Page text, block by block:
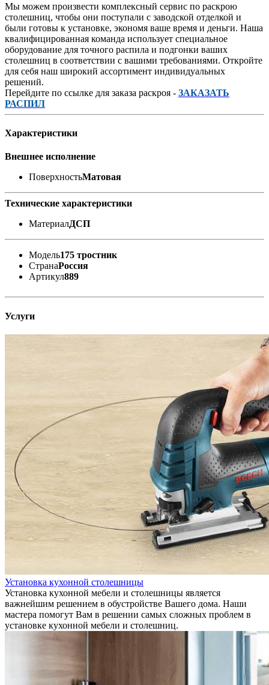
Мы можем произвести комплексный сервис по раскрою
столешниц, чтобы они поступали с заводской отделкой и
были готовы к установке, экономя ваше время и деньги. Наша
квалифицированная команда использует специальное
оборудование для точного распила и подгонки ваших
столешниц в соответствии с вашими требованиями. Откройте
для себя наш широкий ассортимент индивидуальных
решений.
Перейдите по ссылке для заказа раскроя - ЗАКАЗАТЬ
РАСПИЛ
Характеристики
Внешнее исполнение
ПоверхностьМатовая
Технические характеристики
МатериалДСП
Модель175 тростник
СтранаРоссия
Артикул889
Услуги
Установка кухонной столешницы
Установка кухонной мебели и столешницы является
важнейшим решением в обустройстве Вашего дома. Наши
мастера помогут Вам в решении самых сложных проблем в
установке кухонной мебели и столешниц.